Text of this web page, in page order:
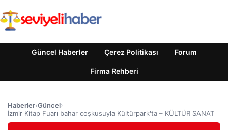
Güncel Haberler Çerez Politikası Forum
Firma Rehberi
Haberler›Güncel›
İzmir Kitap Fuarı bahar coşkusuyla Kültürpark'ta – KÜLTÜR SANAT